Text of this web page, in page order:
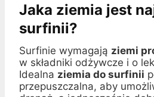
Jaka ziemia jest
surfinii?
Surfinie wymagają ziemi
w składniki odżywcze i o
Idealna ziemia do surfinii
przepuszczalna, aby